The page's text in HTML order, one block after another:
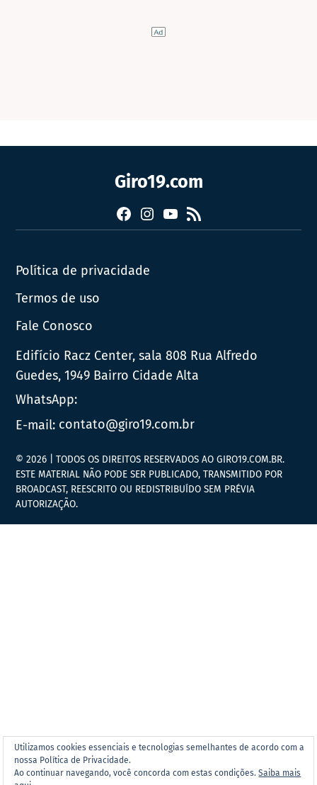
Giro19.com
FacebookInstagram
YouTube
RSS
Política de privacidade
Termos de uso
Fale Conosco
Edifício Racz Center, sala 808 Rua Alfredo
Guedes, 1949 Bairro Cidade Alta
WhatsApp:
E-mail: contato@giro19.com.br
Utilizamos cookies essenciais e tecnologias semelhantes de acordo com a
nossa Política de Privacidade.
Ao continuar navegando, você concorda com estas condições.Saiba mais
© 2026 | TODOS OS DIREITOS RESERVADOS AO GIRO19.COM.BR.
ESTE MATERIAL NÃO PODE SER PUBLICADO, TRANSMITIDO POR
BROADCAST, REESCRITO OU REDISTRIBUÍDO SEM PRÉVIA
AUTORIZAÇÃO.